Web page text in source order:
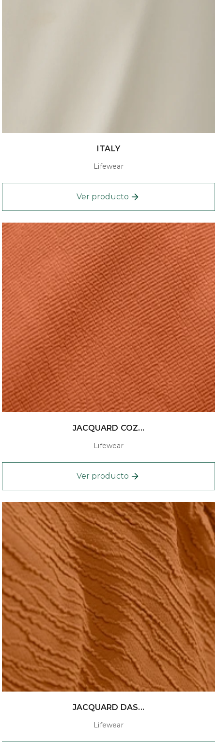
ITALY
Lifewear
Ver producto
JACQUARD COZ...
Lifewear
Ver producto
JACQUARD DAS...
Lifewear